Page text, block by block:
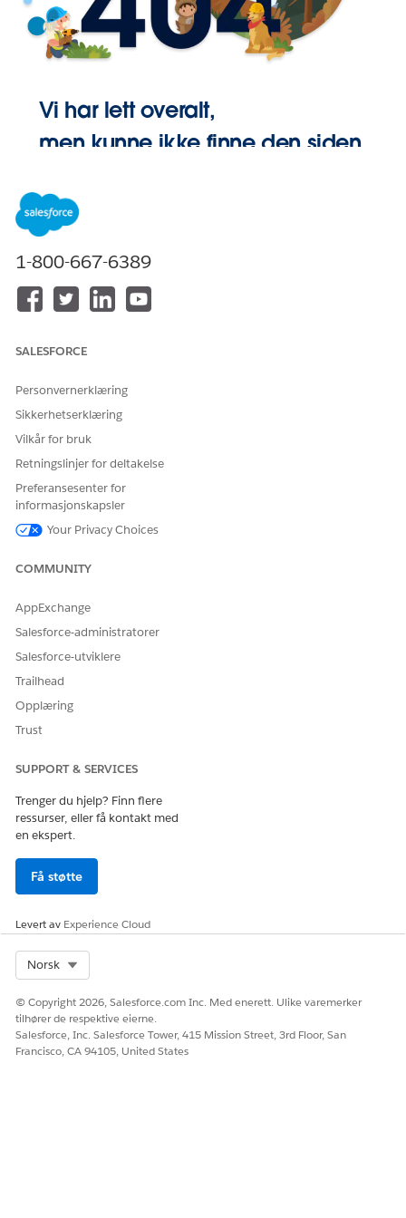
Vi har lett overalt,
men kunne ikke finne den siden.
1-800-667-6389
SALESFORCE
Personvernerklæring
Sikkerhetserklæring
Vilkår for bruk
Retningslinjer for deltakelse
Preferansesenter for
informasjonskapsler
Your Privacy Choices
COMMUNITY
AppExchange
Salesforce-administratorer
Salesforce-utviklere
Trailhead
Opplæring
Trust
SUPPORT & SERVICES
Trenger du hjelp? Finn flere
ressurser, eller få kontakt med
en ekspert.
Få støtte
Levert av Experience Cloud
Norsk
© Copyright 2026, Salesforce.com Inc. Med enerett. Ulike varemerker
tilhører de respektive eierne.
Salesforce, Inc. Salesforce Tower, 415 Mission Street, 3rd Floor, San
Francisco, CA 94105, United States